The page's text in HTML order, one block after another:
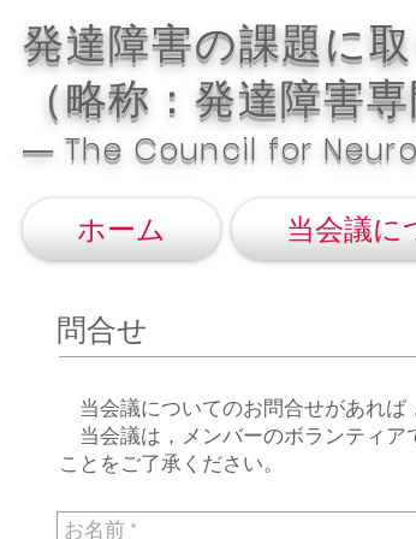
発達障害の課題に
（略称：発達障害専
― The Council for
ホーム 当会議に
​問合せ
当会議についてのお問合せがあれば
当会議は，メンバーのボランティア
ことをご了承ください。